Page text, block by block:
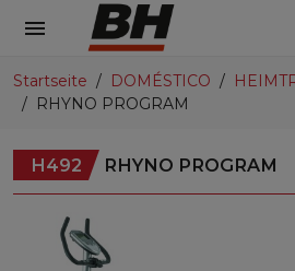
menu
Startseite DOMÉSTICO
RHYNO PROGRAM
H492 RHYNO PROGRAM